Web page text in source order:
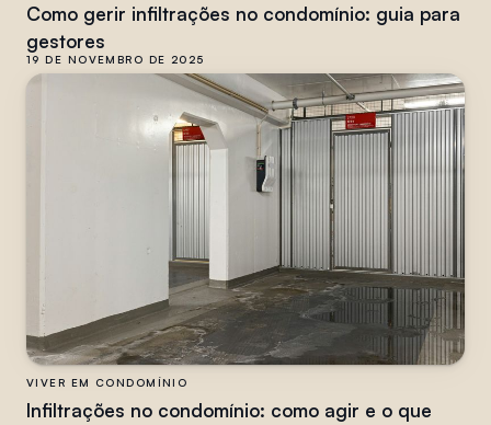
Como gerir infiltrações no condomínio: guia para
gestores
19 DE NOVEMBRO DE 2025
VIVER EM CONDOMÍNIO
Infiltrações no condomínio: como agir e o que